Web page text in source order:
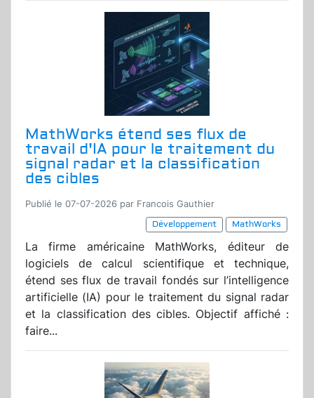
MathWorks étend ses flux de
travail d'IA pour le traitement du
signal radar et la classification
des cibles
Publié le 07-07-2026 par Francois Gauthier
Développement
MathWorks
La firme américaine MathWorks, éditeur de
logiciels de calcul scientifique et technique,
étend ses flux de travail fondés sur l’intelligence
artificielle (IA) pour le traitement du signal radar
et la classification des cibles. Objectif affiché :
faire...